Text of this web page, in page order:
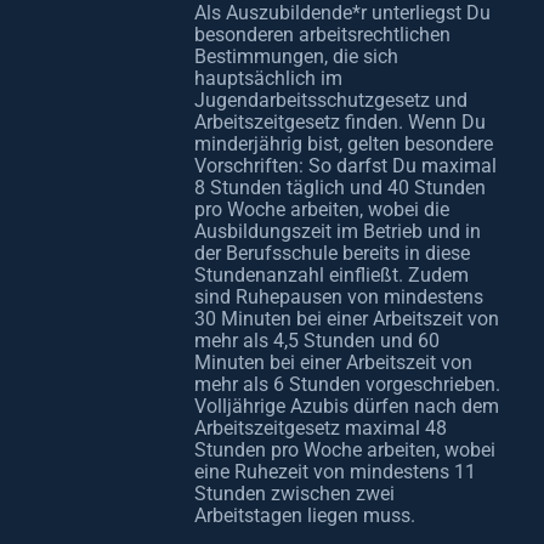
Als Auszubildende*r unterliegst Du
besonderen arbeitsrechtlichen
Bestimmungen, die sich
hauptsächlich im
Jugendarbeitsschutzgesetz und
Arbeitszeitgesetz finden. Wenn Du
minderjährig bist, gelten besondere
Vorschriften: So darfst Du maximal
8 Stunden täglich und 40 Stunden
pro Woche arbeiten, wobei die
Ausbildungszeit im Betrieb und in
der Berufsschule bereits in diese
Stundenanzahl einfließt. Zudem
sind Ruhepausen von mindestens
30 Minuten bei einer Arbeitszeit von
mehr als 4,5 Stunden und 60
Minuten bei einer Arbeitszeit von
mehr als 6 Stunden vorgeschrieben.
Volljährige Azubis dürfen nach dem
Arbeitszeitgesetz maximal 48
Stunden pro Woche arbeiten, wobei
eine Ruhezeit von mindestens 11
Stunden zwischen zwei
Arbeitstagen liegen muss.